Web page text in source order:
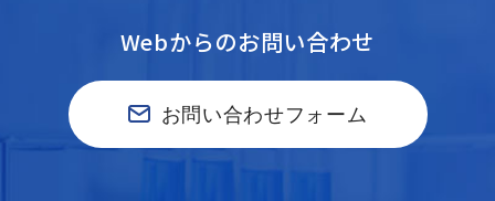
Webからのお問い合わせ
お問い合わせフォーム